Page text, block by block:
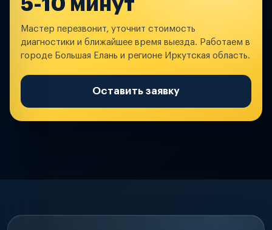
5-10 минут
Мастер перезвонит, уточнит стоимость
диагностики и ближайшее время выезда. Работаем в
городе Большая Елань и регионе Иркутская область.
Оставить заявку